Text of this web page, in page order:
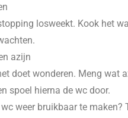
losweekt. Kook het
azijn
doet wonderen. Meng
spoel hierna de wc door.
weer bruikbaar te